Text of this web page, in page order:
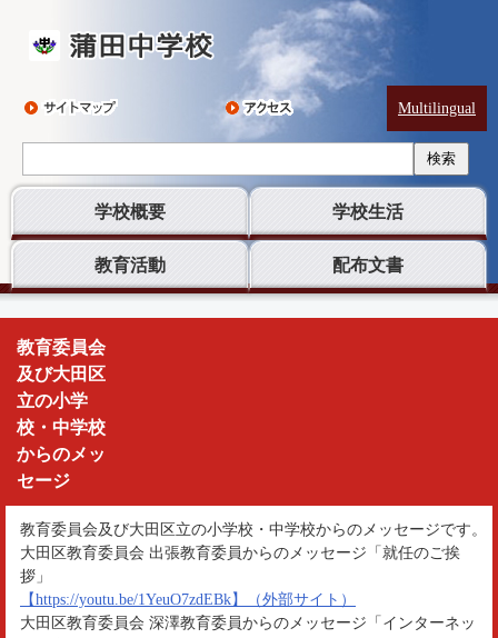
Multilingual
検索
学校概要 学校生活
教育活動 配布文書
蒲
田
中
学
校
教育委員会
及び大田区
立の小学
校・中学校
からのメッ
セージ
教育委員会及び大田区立の小学校・中学校からのメッセージです。
大田区教育委員会 出張教育委員からのメッセージ「就任のご挨
拶」
【https://youtu.be/1YeuO7zdEBk】（外部サイト）
大田区教育委員会 深澤教育委員からのメッセージ「インターネッ